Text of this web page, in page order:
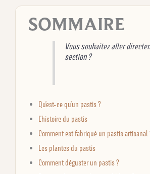
SOMMAIRE
Vous souhaitez aller
section ?
Qu’est-ce qu’un pastis ?
L’histoire du pastis
Comment est fabriqué un pastis artisanal
Les plantes du pastis
Comment déguster un pastis ?